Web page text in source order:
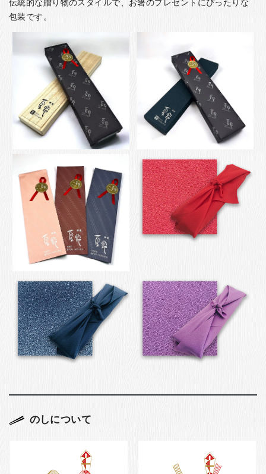
伝統的な贈り物のスタイルで、お箸のプレゼントにぴったりな
包装です。
のしについて